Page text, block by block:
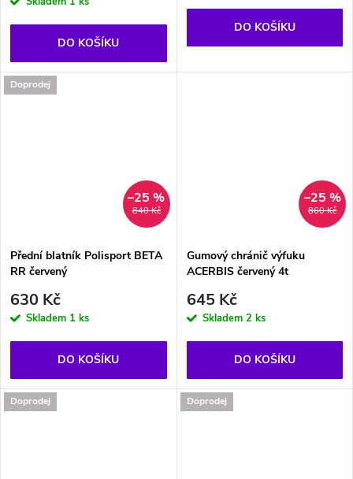
DO KOŠÍKU
DO KOŠÍKU
Doprodej
840 Kč
–25 %
Přední blatník Polisport BETA
RR červený
630 Kč
Skladem 1 ks
DO KOŠÍKU
860 Kč
–25 %
Gumový chránič výfuku
ACERBIS červený 4t
645 Kč
Skladem 2 ks
DO KOŠÍKU
Doprodej Doprodej